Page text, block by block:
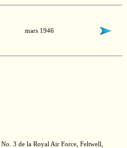
mars 1946
No. 3 de la Royal Air Force, Feltwell,